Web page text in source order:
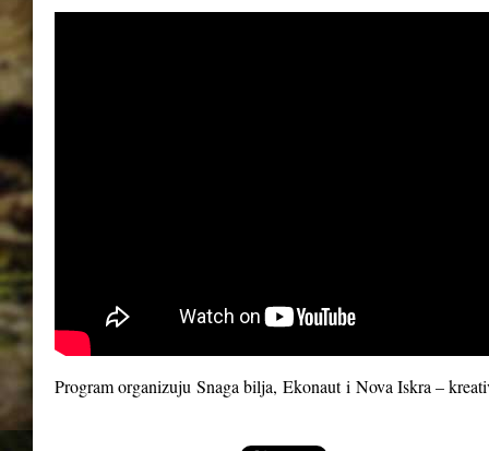
Program organizuju Snaga bilja, Ekonauti Nova Iskra –